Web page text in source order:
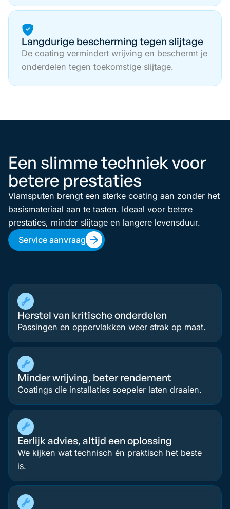
Langdurige bescherming tegen slijtage
De coating vermindert wrijving en beschermt je
onderdelen tegen toekomstige slijtage.
Een slimme techniek voor
betere prestaties
Vlamsputen brengt een sterke coating aan zonder het
basismateriaal aan te tasten. Ideaal voor betere
prestaties, minder slijtage en langere levensduur.
Service aanvraag
Herstel van kritische onderdelen
Passingen en oppervlakken weer strak op maat.
Minder wrijving, beter rendement
Coatings die installaties soepeler laten draaien.
Eerlijk advies, altijd een oplossing
We kijken wat technisch én praktisch het beste
is.